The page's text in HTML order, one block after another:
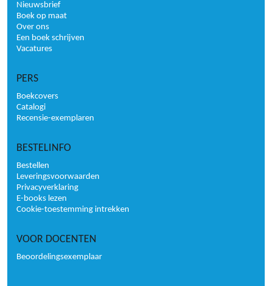
Nieuwsbrief
Boek op maat
Over ons
Een boek schrijven
Vacatures
PERS
Boekcovers
Catalogi
Recensie-exemplaren
BESTELINFO
Bestellen
Leveringsvoorwaarden
Privacyverklaring
E-books lezen
Cookie-toestemming intrekken
VOOR DOCENTEN
Beoordelingsexemplaar